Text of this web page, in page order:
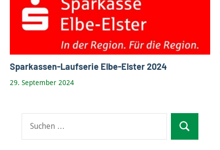
Sparkassen-Laufserie Elbe-Elster 2024
29. September 2024
Suchen